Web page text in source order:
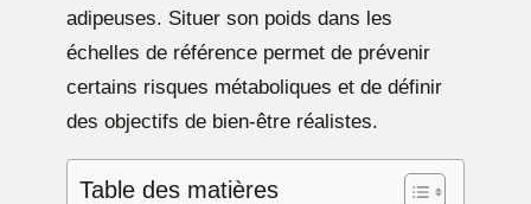
adipeuses. Situer son poids dans les
échelles de référence permet de prévenir
certains risques métaboliques et de définir
des objectifs de bien-être réalistes.
Table des matières